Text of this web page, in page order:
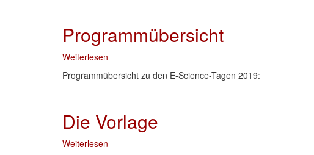
Programmübersicht
Weiterlesen
Programmübersicht
Programmübersicht zu den E-Science-Tagen 2019:
Die Vorlage
Weiterlesen